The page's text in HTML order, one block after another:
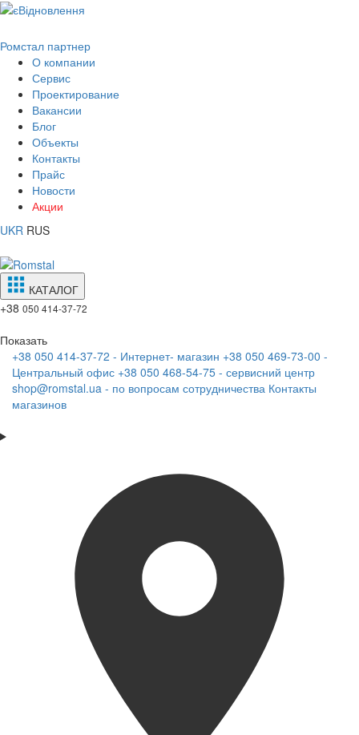
Ромстал партнер
О компании
Сервис
Проектирование
Вакансии
Блог
Объекты
Контакты
Прайс
Новости
Акции
UKR RUS
КАТАЛОГ
+38 050 414-37-72
Показать
+38 050 414-37-72 - Интернет- магазин +38 050 469-73-00 -
Центральный офис +38 050 468-54-75 - сервисний центр
shop@romstal.ua - по вопросам сотрудничества Контакты
магазинов